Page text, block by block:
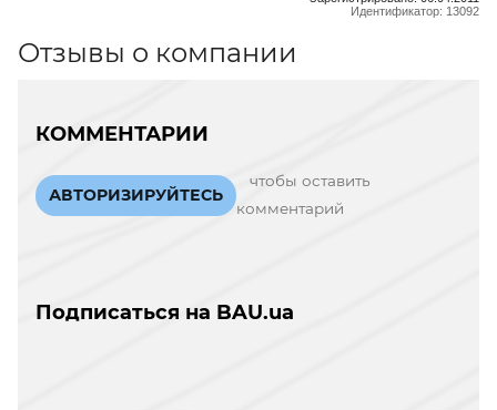
Идентификатор: 13092
Отзывы о компании
КОММЕНТАРИИ
АВТОРИЗИРУЙТЕСЬ
чтобы оставить
комментарий
Подписаться на BAU.ua